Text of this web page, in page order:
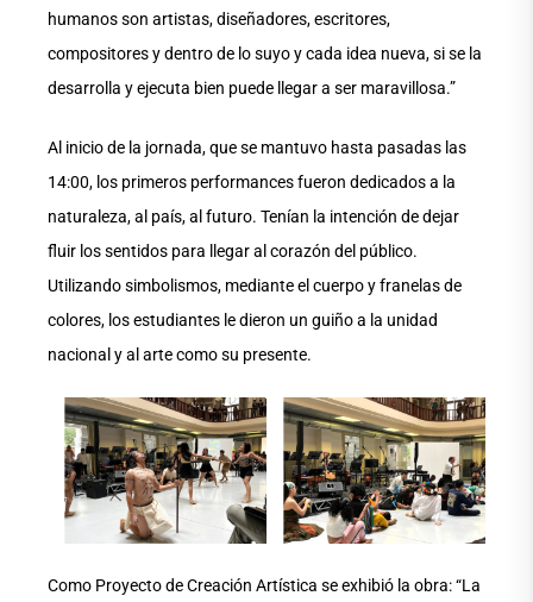
humanos son artistas, diseñadores, escritores,
compositores y dentro de lo suyo y cada idea nueva, si se la
desarrolla y ejecuta bien puede llegar a ser maravillosa.”
Al inicio de la jornada, que se mantuvo hasta pasadas las
14:00, los primeros performances fueron dedicados a la
naturaleza, al país, al futuro. Tenían la intención de dejar
fluir los sentidos para llegar al corazón del público.
Utilizando simbolismos, mediante el cuerpo y franelas de
colores, los estudiantes le dieron un guiño a la unidad
nacional y al arte como su presente.
Como Proyecto de Creación Artística se exhibió la obra: “La